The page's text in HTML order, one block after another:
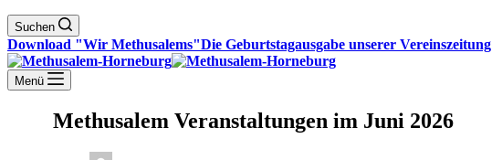
Suchen
Download "Wir Methusalems"Die Geburtstagausgabe unserer Vereinszeitung
Menü
Methusalem Veranstaltungen im Juni 2026